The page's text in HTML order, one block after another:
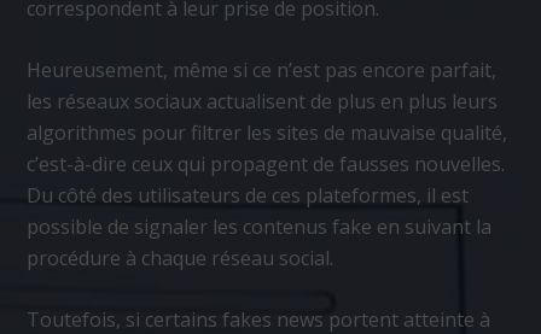
correspondent à leur prise de position.
Heureusement, même si ce n’est pas encore parfait,
les réseaux sociaux actualisent de plus en plus leurs
algorithmes pour filtrer les sites de mauvaise qualité,
c’est-à-dire ceux qui propagent de fausses nouvelles.
Du côté des utilisateurs de ces plateformes, il est
possible de signaler les contenus fake en suivant la
procédure à chaque réseau social.
Toutefois, si certains fakes news portent atteinte à